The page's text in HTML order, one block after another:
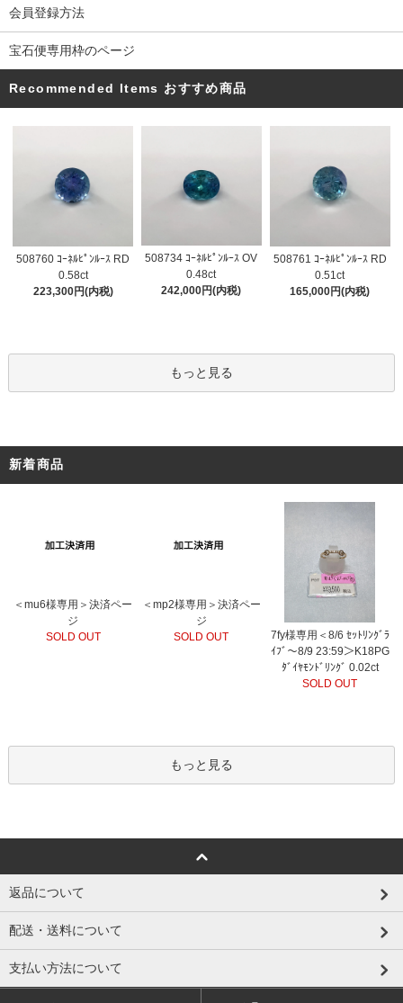
会員登録方法
宝石便専用枠のページ
Recommended Items おすすめ商品
508760 ｺｰﾈﾙﾋﾟﾝﾙｰｽ RD
0.58ct
223,300円(内税)
508734 ｺｰﾈﾙﾋﾟﾝﾙｰｽ OV
0.48ct
242,000円(内税)
508761 ｺｰﾈﾙﾋﾟﾝﾙｰｽ RD
0.51ct
165,000円(内税)
もっと見る
新着商品
＜mu6様専用＞決済ペー
ジ
SOLD OUT
＜mp2様専用＞決済ペー
ジ
SOLD OUT
7fy様専用＜8/6 ｾｯﾄﾘﾝｸﾞﾗ
ｲﾌﾞ～8/9 23:59＞K18PG
ﾀﾞｲﾔﾓﾝﾄﾞﾘﾝｸﾞ 0.02ct
SOLD OUT
もっと見る
返品について
配送・送料について
支払い方法について